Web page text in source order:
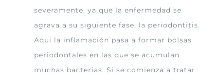
severamente, ya que la enfermedad se
agrava a su siguiente fase: la periodontitis.
Aquí la inflamación pasa a formar bolsas
periodontales en las que se acumulan
muchas bacterias. Si se comienza a tratar